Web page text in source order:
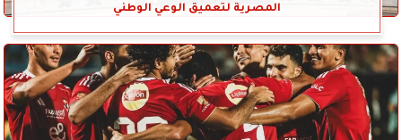
المصرية لتعميق الوعي الوطني